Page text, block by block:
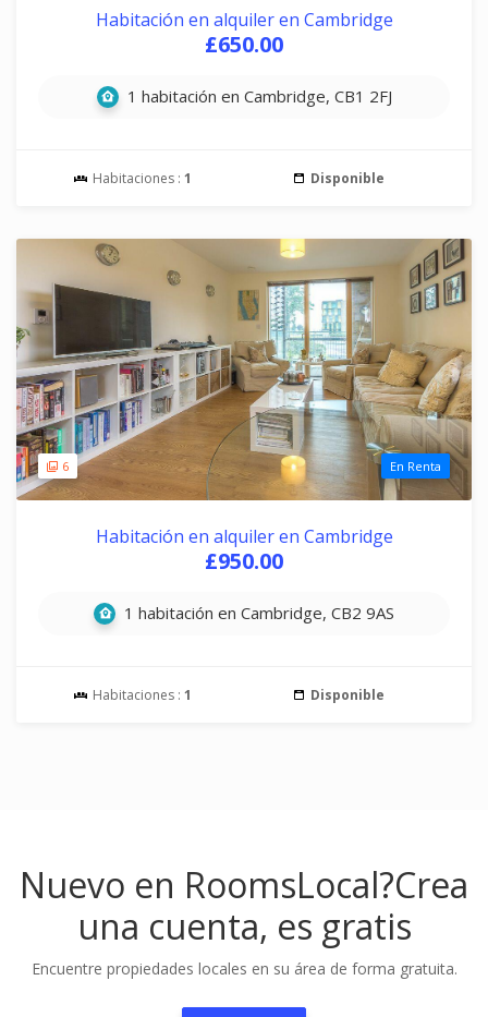
Habitación en alquiler en Cambridge
£650.00
1 habitación en Cambridge, CB1 2FJ
Habitaciones : 1 Disponible
6 En Renta
Habitación en alquiler en Cambridge
£950.00
1 habitación en Cambridge, CB2 9AS
Habitaciones : 1 Disponible
Nuevo en RoomsLocal?Crea
una cuenta, es gratis
Encuentre propiedades locales en su área de forma gratuita.